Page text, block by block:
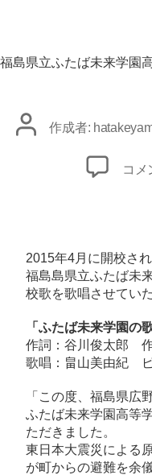
福島県立ふたば未来学園
投
作成者:
福
ふ
た
ば
来
学
高
等
校
コメ
2015年4月に開校され
福島島県立ふたば未
校歌を歌唱させてい
「ふたば未来学園の歌
作詞：谷川俊太郎
歌唱：畠山美由紀
「この度、福島県広
ふたば未来学園高等
ただきました。
東日本大震災による
が町からの避難を余